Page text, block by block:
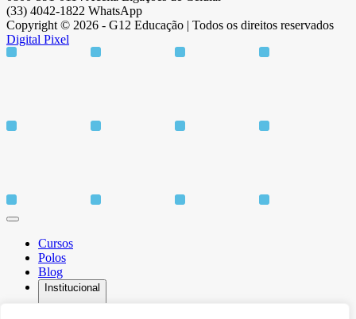
(33) 4042-1822 WhatsApp
Copyright © 2026 - G12 Educação | Todos os direitos reservados
Digital Pixel
Cursos
Polos
Blog
Institucional